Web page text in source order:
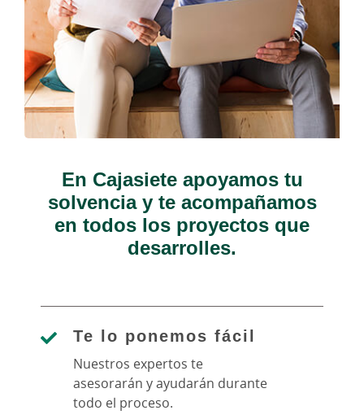
En Cajasiete apoyamos tu
solvencia y te acompañamos
en todos los proyectos que
desarrolles.
Te lo ponemos fácil
Nuestros expertos te
asesorarán y ayudarán durante
todo el proceso.